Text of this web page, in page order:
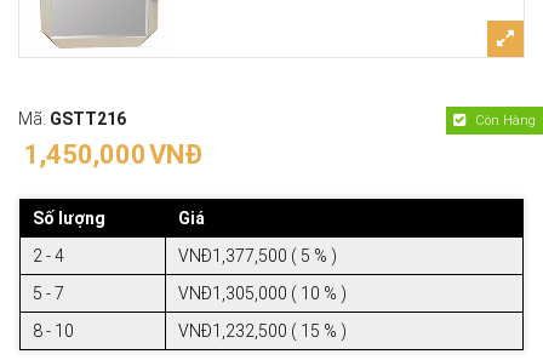
Mã: GSTT216
1,450,000VNĐ
Còn Hàng
Số lượng
Giá
2 - 4
VNĐ1,377,500 ( 5 % )
5 - 7
VNĐ1,305,000 ( 10 % )
8 - 10
VNĐ1,232,500 ( 15 % )